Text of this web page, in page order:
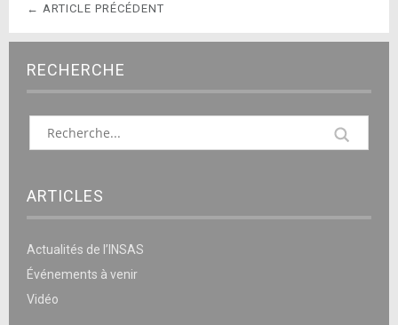
← ARTICLE PRÉCÉDENT
RECHERCHE
ARTICLES
Actualités de l’INSAS
Événements à venir
Vidéo